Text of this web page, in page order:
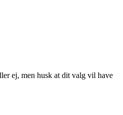
ej, men husk at dit valg vil have